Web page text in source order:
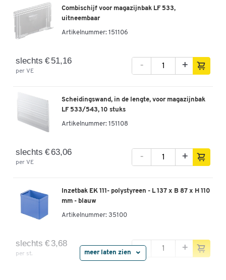
Combischijf voor magazijnbak LF 533,
uitneembaar
Artikelnummer: 151106
slechts € 51,16
per VE
- +
Scheidingswand, in de lengte, voor magazijnbak
LF 533/543, 10 stuks
Artikelnummer: 151108
slechts € 63,06
per VE
- +
Inzetbak EK 111- polystyreen - L 137 x B 87 x H 110
mm - blauw
Artikelnummer: 35100
slechts € 3,68
per st.
- +
meer laten zien